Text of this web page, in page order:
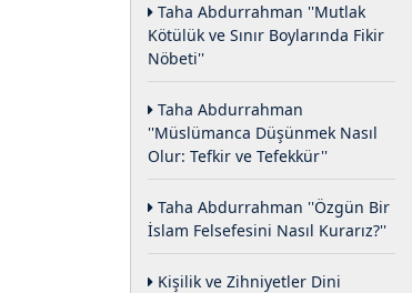
Taha Abdurrahman ''Mutlak
Kötülük ve Sınır Boylarında Fikir
Nöbeti''
Taha Abdurrahman
''Müslümanca Düşünmek Nasıl
Olur: Tefkir ve Tefekkür''
Taha Abdurrahman ''Özgün Bir
İslam Felsefesini Nasıl Kurarız?''
Kişilik ve Zihniyetler Dini